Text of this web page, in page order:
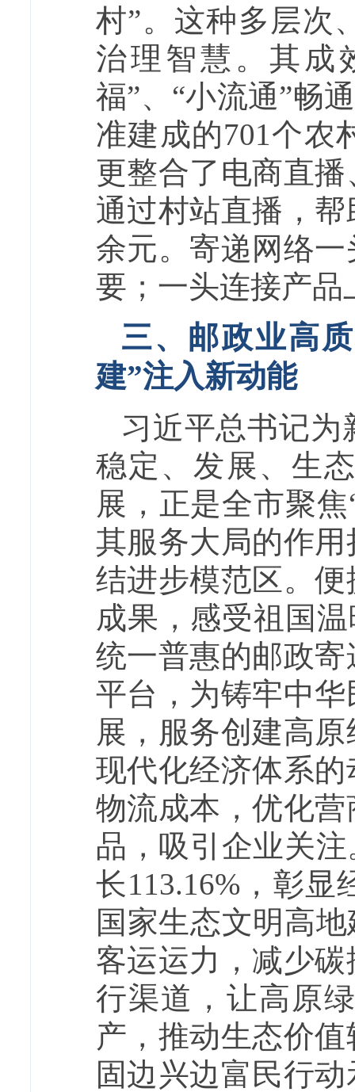
村”。这种多层次
治理智慧。其成
福”、 “小流通”畅
准建成的701个农
更整合了电商直
通过村站直播，
余元。寄递网络
要；一头连接产
三、邮政业高
建”注入新动能
习近平总书记为
稳定、发展、生
展，正是全市聚
其服务大局的作
结进步模范区。
成果，感受祖国
统一普惠的邮政
平台，为铸牢中
展，服务创建高
现代化经济体系
物流成本，优化
品，吸引企业关
长113.16%，彰
国家生态文明高
客运运力，减少
行渠道，让高原
产，推动生态价
固边兴边富民行